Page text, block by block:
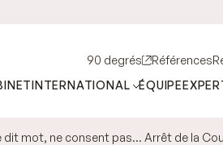
90 degrés Références
INTERNATIONAL ÉQUIPE
ne consent pas… Arrêt de la Cour